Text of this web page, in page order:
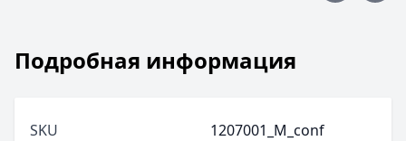
Подробная информация
SKU
1207001_M_conf